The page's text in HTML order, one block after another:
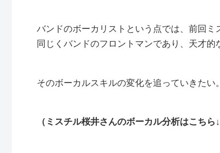
バンドのボーカリストという点では、前回ミ
同じくバンドのフロントマンであり、天才的
そのボーカルスキルの変化を追っていきたい。
（ミスチル桜井さんのボーカル分析はこちら↓